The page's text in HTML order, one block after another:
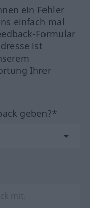
ein Fehler
einfach mal
Formular
ist
Ihrer
geben?*